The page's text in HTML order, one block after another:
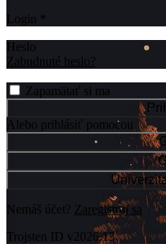
Login
Heslo
Zabudnuté heslo?
Zapamätať si ma
Alebo prihlásiť pomocou
Nemáš účet? Zaregistruj sa
Trojsten ID v2026.13